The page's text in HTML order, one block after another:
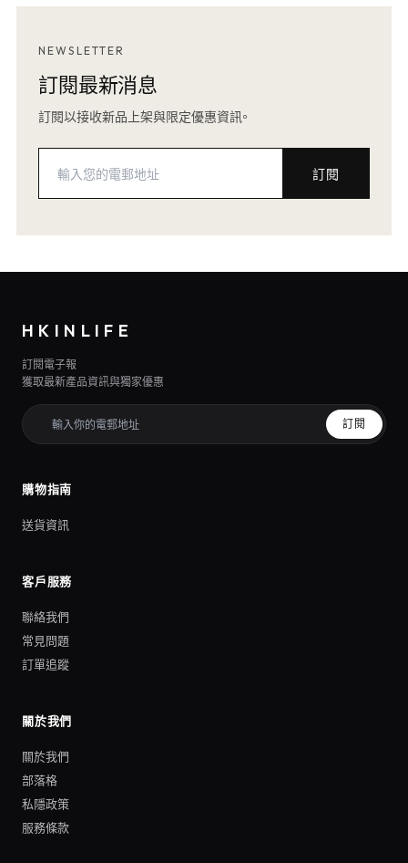
NEWSLETTER
訂閱最新消息
訂閱以接收新品上架與限定優惠資訊。
訂閱
HKINLIFE
訂閱電子報
獲取最新產品資訊與獨家優惠
訂閱
購物指南
送貨資訊
客戶服務
聯絡我們
常見問題
訂單追蹤
關於我們
關於我們
部落格
私隱政策
服務條款